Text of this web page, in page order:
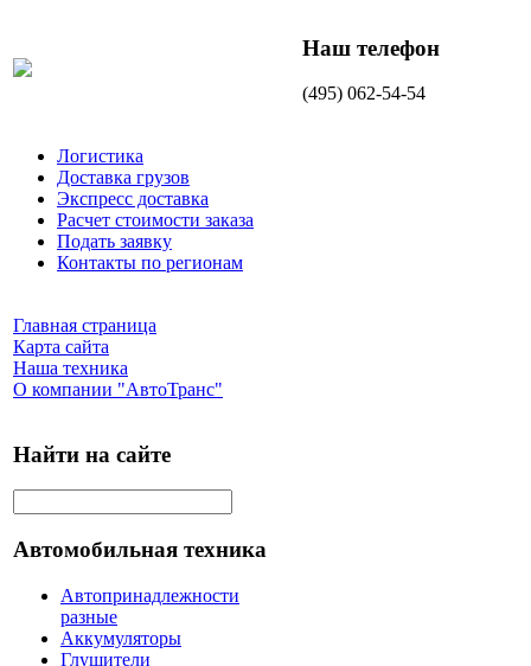
Наш телефон
(495) 062-54-54
Логистика
Доставка грузов
Экспресс доставка
Расчет стоимости заказа
Подать заявку
Контакты по регионам
Главная страница
Карта сайта
Наша техника
О компании "АвтоТранс"
Найти на сайте
Автомобильная техника
Автопринадлежности
разные
Аккумуляторы
Глушители